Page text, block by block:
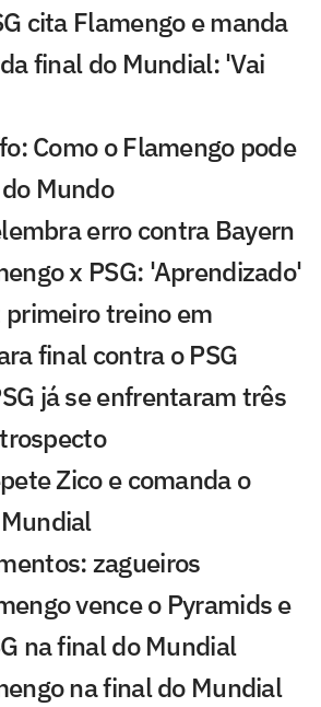
cita Flamengo e manda
final do Mundial: 'Vai
Como o Flamengo pode
Mundo
erro contra Bayern
x PSG: 'Aprendizado'
primeiro treino em
final contra o PSG
já se enfrentaram três
Zico e comanda o
zagueiros
vence o Pyramids e
na final do Mundial
na final do Mundial